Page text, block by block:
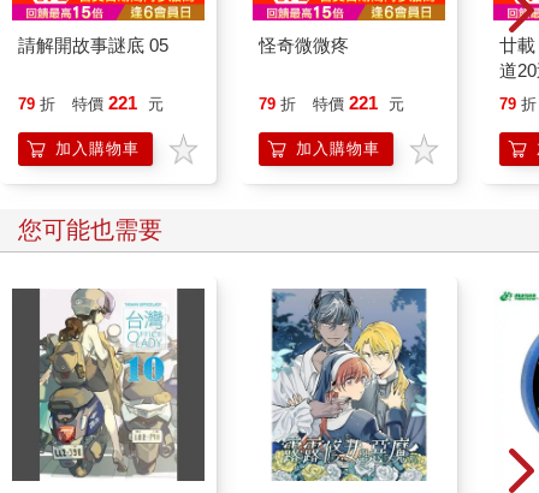
請解開故事謎底 05
79 折 特價 221 元
加入購物車
怪奇微微疼
79 折 特價 221 元
加入購物車
廿
道
79 折
您可能也需要